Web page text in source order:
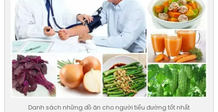
Danh sách những đồ ăn cho người tiểu đường tốt nhất